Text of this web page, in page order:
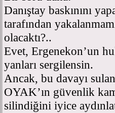
Danıştay baskınını
tarafından
olacaktı?..
Evet, Ergenekon’un
yanları sergilensin.
Ancak, bu davayı
OYAK’ın güvenlik
silindiğini iyice